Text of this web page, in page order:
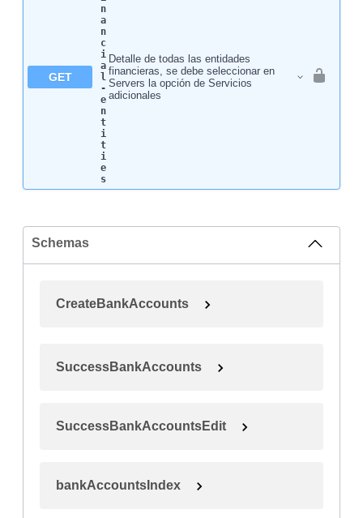
GET
n
a
n
c
i
a
l
-
e
n
t
i
t
i
e
s
Detalle de todas las entidades
financieras, se debe seleccionar en
Servers la opción de Servicios
adicionales
Schemas
CreateBankAccounts
SuccessBankAccounts
SuccessBankAccountsEdit
bankAccountsIndex